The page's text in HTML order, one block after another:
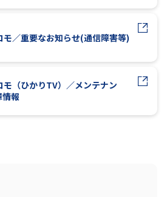
モ／重要なお知らせ(通信障害等)
モ（ひかりTV）／メンテナン
情報